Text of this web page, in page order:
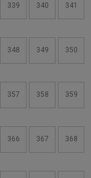
339 340 341
348 349 350
357 358 359
366 367 368